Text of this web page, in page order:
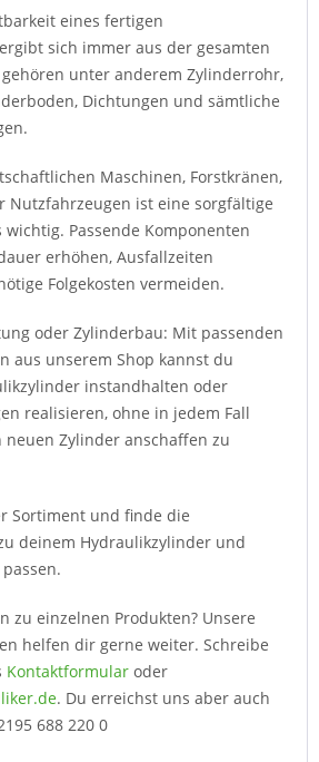
eines fertigen
sich immer aus der gesamten
unter anderem Zylinderrohr,
Dichtungen und sämtliche
Maschinen, Forstkränen,
Nutzfahrzeugen ist eine sorgfältige
Passende Komponenten
erhöhen, Ausfallzeiten
Folgekosten vermeiden.
oder Zylinderbau: Mit passenden
aus unserem Shop kannst du
instandhalten oder
realisieren, ohne in jedem Fall
Zylinder anschaffen zu
Sortiment und finde die
deinem Hydraulikzylinder und
zu einzelnen Produkten? Unsere
helfen dir gerne weiter. Schreibe
Kontaktformular oder
. Du erreichst uns aber auch
688 220 0